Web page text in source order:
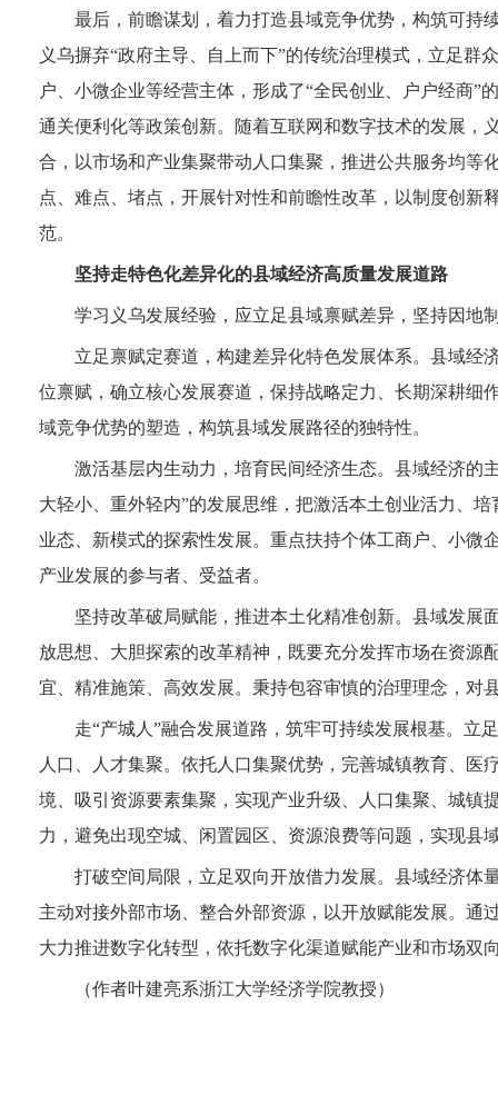
最后，前瞻谋划，着力打造县域竞争优势，构筑可持
义乌摒弃“政府主导、自上而下”的传统治理模式，立足
户、小微企业等经营主体，形成了“全民创业、户户经商
通关便利化等政策创新。随着互联网和数字技术的发展，
合，以市场和产业集聚带动人口集聚，推进公共服务均等
点、难点、堵点，开展针对性和前瞻性改革，以制度创
范。
坚持走特色化差异化的县域经济高质量发展道路
学习义乌发展经验，应立足县域禀赋差异，坚持因地
立足禀赋定赛道，构建差异化特色发展体系。县域经
位禀赋，确立核心发展赛道，保持战略定力、长期深耕细
域竞争优势的塑造，构筑县域发展路径的独特性。
激活基层内生动力，培育民间经济生态。县域经济的
大轻小、重外轻内”的发展思维，把激活本土创业活力、
业态、新模式的探索性发展。重点扶持个体工商户、小
产业发展的参与者、受益者。
坚持改革破局赋能，推进本土化精准创新。县域发展
放思想、大胆探索的改革精神，既要充分发挥市场在资
宜、精准施策、高效发展。秉持包容审慎的治理理念，对
走“产城人”融合发展道路，筑牢可持续发展根基。立
人口、人才集聚。依托人口集聚优势，完善城镇教育、
境、吸引资源要素集聚，实现产业升级、人口集聚、城镇
力，避免出现空城、闲置园区、资源浪费等问题，实现县
打破空间局限，立足双向开放借力发展。县域经济体
主动对接外部市场、整合外部资源，以开放赋能发展。
大力推进数字化转型，依托数字化渠道赋能产业和市场双
（作者叶建亮系浙江大学经济学院教授）